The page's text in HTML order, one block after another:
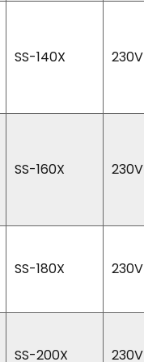
SS-140X 230V
SS-160X 230V
SS-180X 230V
SS-200X 230V